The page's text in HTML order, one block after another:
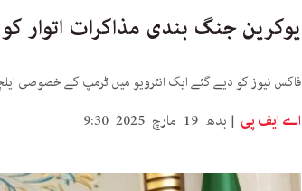
یوکرین جنگ بندی مذاکرات اتوار
فاکس نیوز کو دیے گئے ایک انٹرویو میں ٹرمپ کے خصوصی
اے ایف پی بدھ 19 مارچ 2025 9:30